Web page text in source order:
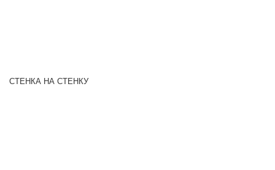
СТЕНКА НА СТЕНКУ